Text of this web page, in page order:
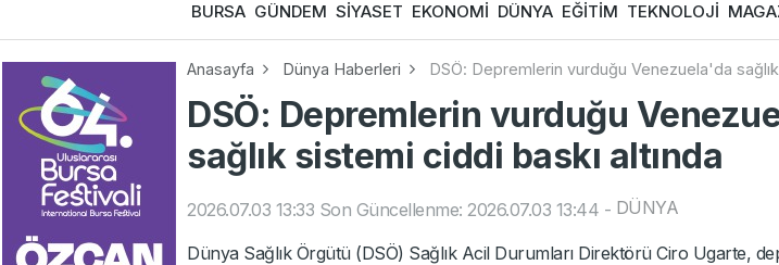
BURSA GÜNDEM SİYASET EKONOMİ DÜNYA EĞİTİM TEKNOLOJİ
Anasayfa Dünya Haberleri DSÖ: Depremlerin vurduğu Venezuela'da
DSÖ: Depremlerin vurduğu
sağlık sistemi ciddi baskı altında
2026.07.03 13:33 Son Güncellenme: 2026.07.03 13:44 - DÜNYA
Dünya Sağlık Örgütü (DSÖ) Sağlık Acil Durumları Direktörü Ciro Ugarte,